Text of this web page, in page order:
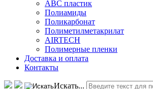
АВС пластик
Полиамиды
Поликарбонат
Полиметилметакрилат
AIRTECH
Полимерные пленки
Доставка и оплата
Контакты
Искать...